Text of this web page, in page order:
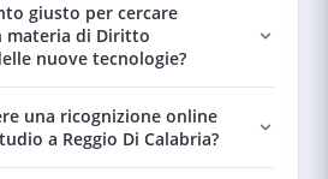
giusto per cercare
materia di Diritto
nuove tecnologie?
una ricognizione online
a Reggio Di Calabria?